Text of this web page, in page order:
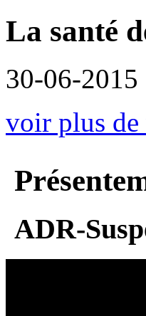
La santé
30-06-2015
voir plus de
ADR-